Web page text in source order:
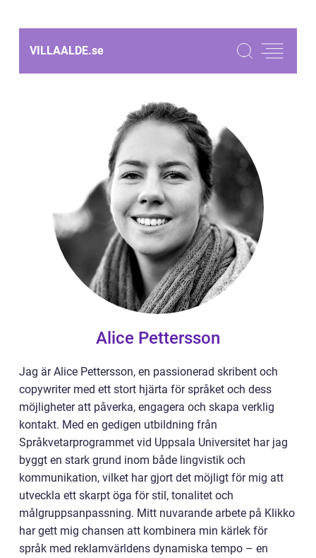
VILLAALDE.se
Alice Pettersson
Jag är Alice Pettersson, en passionerad skribent och
copywriter med ett stort hjärta för språket och dess
möjligheter att påverka, engagera och skapa verklig
kontakt. Med en gedigen utbildning från
Språkvetarprogrammet vid Uppsala Universitet har jag
byggt en stark grund inom både lingvistik och
kommunikation, vilket har gjort det möjligt för mig att
utveckla ett skarpt öga för stil, tonalitet och
målgruppsanpassning. Mitt nuvarande arbete på Klikko
har gett mig chansen att kombinera min kärlek för
språk med reklamvärldens dynamiska tempo – en